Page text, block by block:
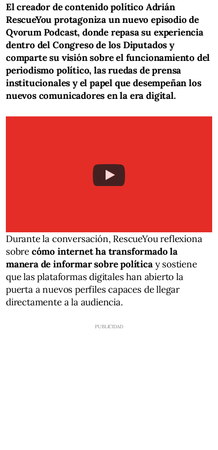
El creador de contenido político Adrián
RescueYou protagoniza un nuevo episodio de
Qvorum Podcast, donde repasa su experiencia
dentro del Congreso de los Diputados y
comparte su visión sobre el funcionamiento del
periodismo político, las ruedas de prensa
institucionales y el papel que desempeñan los
nuevos comunicadores en la era digital.
Durante la conversación, RescueYou reflexiona
sobre cómo internet ha transformado la
manera de informar sobre políticay sostiene
que las plataformas digitales han abierto la
puerta a nuevos perfiles capaces de llegar
directamente a la audiencia.